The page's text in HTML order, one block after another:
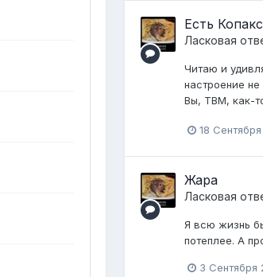
Есть
Ласковая
Читаю и
настроение
Вы, ТВМ, как-
18
Жара
Ласковая
Я всю жизнь
потеплее. А
3 Сентября